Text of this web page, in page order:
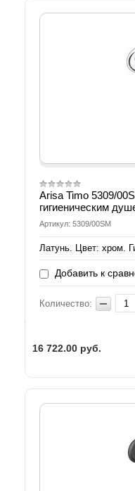
Arisa Timo 5309/
гигиеническим
Артикул: 5309/00SM
Латунь. Цвет: хром.
Добавить к
Количество:
16 722.00 руб.